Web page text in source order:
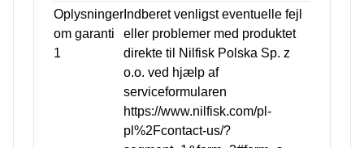
Oplysninger
om garanti
1
Indberet venligst eventuelle fejl
eller problemer med produktet
direkte til Nilfisk Polska Sp. z
o.o. ved hjælp af
serviceformularen
https://www.nilfisk.com/pl-
pl%2Fcontact-us/?